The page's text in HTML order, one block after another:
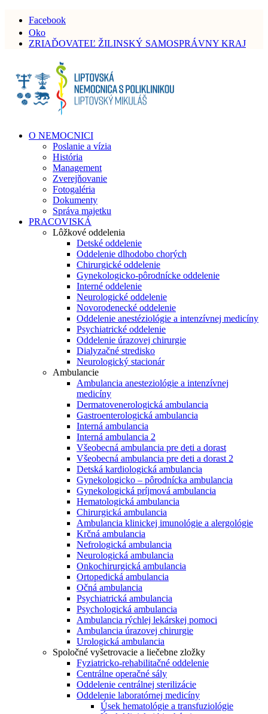
Facebook
Oko
ZRIAĎOVATEĽ ŽILINSKÝ SAMOSPRÁVNY KRAJ
O NEMOCNICI
Poslanie a vízia
História
Management
Zverejňovanie
Fotogaléria
Dokumenty
Správa majetku
PRACOVISKÁ
Lôžkové oddelenia
Detské oddelenie
Oddelenie dlhodobo chorých
Chirurgické oddelenie
Gynekologicko-pôrodnícke oddelenie
Interné oddelenie
Neurologické oddelenie
Novorodenecké oddelenie
Oddelenie anestéziológie a intenzívnej medicíny
Psychiatrické oddelenie
Oddelenie úrazovej chirurgie
Dialyzačné stredisko
Neurologický stacionár
Ambulancie
Ambulancia anesteziológie a intenzívnej
medicíny
Dermatovenerologická ambulancia
Gastroenterologická ambulancia
Interná ambulancia
Interná ambulancia 2
Všeobecná ambulancia pre deti a dorast
Všeobecná ambulancia pre deti a dorast 2
Detská kardiologická ambulancia
Gynekologicko – pôrodnícka ambulancia
Gynekologická príjmová ambulancia
Hematologická ambulancia
Chirurgická ambulancia
Ambulancia klinickej imunológie a alergológie
Krčná ambulancia
Nefrologická ambulancia
Neurologická ambulancia
Onkochirurgická ambulancia
Ortopedická ambulancia
Očná ambulancia
Psychiatrická ambulancia
Psychologická ambulancia
Ambulancia rýchlej lekárskej pomoci
Ambulancia úrazovej chirurgie
Urologická ambulancia
Spoločné vyšetrovacie a liečebne zložky
Fyziatricko-rehabilitačné oddelenie
Centrálne operačné sály
Oddelenie centrálnej sterilizácie
Oddelenie laboratórnej medicíny
Úsek hematológie a transfuziológie